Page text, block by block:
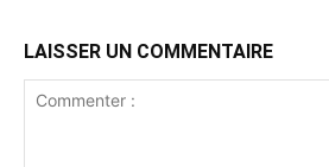
LAISSER UN COMMENTAIRE